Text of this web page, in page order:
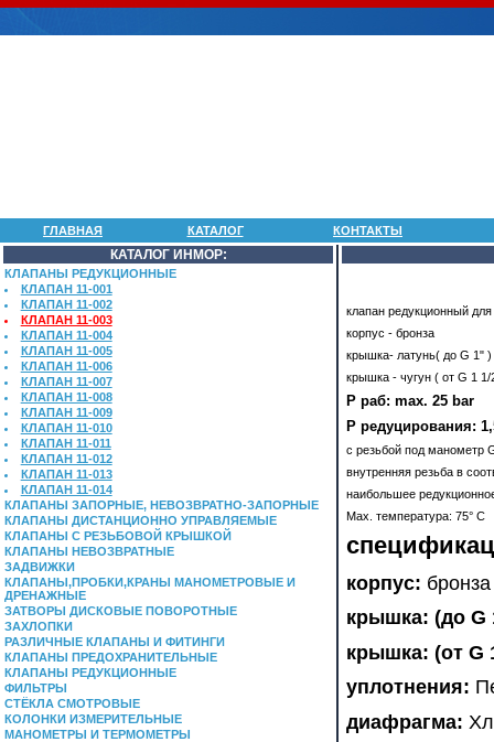
ГЛАВНАЯ КАТАЛОГ КОНТАКТЫ
КАТАЛОГ ИНМОР:
КЛАПАНЫ РЕДУКЦИОННЫЕ
КЛАПАН 11-001
КЛАПАН 11-002
КЛАПАН 11-003
КЛАПАН 11-004
КЛАПАН 11-005
КЛАПАН 11-006
КЛАПАН 11-007
КЛАПАН 11-008
КЛАПАН 11-009
КЛАПАН 11-010
КЛАПАН 11-011
КЛАПАН 11-012
КЛАПАН 11-013
КЛАПАН 11-014
КЛАПАНЫ ЗАПОРНЫЕ, НЕВОЗВРАТНО-ЗАПОРНЫЕ
КЛАПАНЫ ДИСТАНЦИОННО УПРАВЛЯЕМЫЕ
КЛАПАНЫ С РЕЗЬБОВОЙ КРЫШКОЙ
КЛАПАНЫ НЕВОЗВРАТНЫЕ
ЗАДВИЖКИ
КЛАПАНЫ,ПРОБКИ,КРАНЫ МАНОМЕТРОВЫЕ И
ДРЕНАЖНЫЕ
ЗАТВОРЫ ДИСКОВЫЕ ПОВОРОТНЫЕ
ЗАХЛОПКИ
РАЗЛИЧНЫЕ КЛАПАНЫ И ФИТИНГИ
КЛАПАНЫ ПРЕДОХРАНИТЕЛЬНЫЕ
КЛАПАНЫ РЕДУКЦИОННЫЕ
ФИЛЬТРЫ
СТЁКЛА СМОТРОВЫЕ
КОЛОНКИ ИЗМЕРИТЕЛЬНЫЕ
МАНОМЕТРЫ И ТЕРМОМЕТРЫ
клапан редукционный
корпус - бронза
крышка- латунь( до G 1" )
крышка - чугун ( от G 1 1/
Р раб: max. 25 bar
Р редуцирования:
с резьбой под манометр
внутренняя резьба в
наибольшее
Max. температура: 75° С
корпус:
крышка: (до
крышка: (от G
уплотнения:
диафрагма: